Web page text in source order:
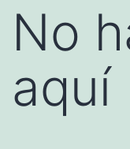
No
aquí